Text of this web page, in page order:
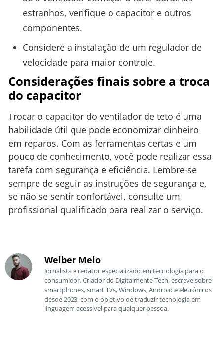
estranhos, verifique o capacitor e outros
componentes.
Considere a instalação de um regulador de
velocidade para maior controle.
Considerações finais sobre a troca
do capacitor
Trocar o capacitor do ventilador de teto é uma
habilidade útil que pode economizar dinheiro
em reparos. Com as ferramentas certas e um
pouco de conhecimento, você pode realizar essa
tarefa com segurança e eficiência. Lembre-se
sempre de seguir as instruções de segurança e,
se não se sentir confortável, consulte um
profissional qualificado para realizar o serviço.
Welber Melo
Jornalista e redator especializado em tecnologia para o
consumidor. Criador do Digitalmente Tech, escreve sobre
smartphones, smart TVs, Windows, Android e eletrônicos
desde 2023, com o objetivo de traduzir tecnologia em
linguagem acessível para qualquer pessoa.